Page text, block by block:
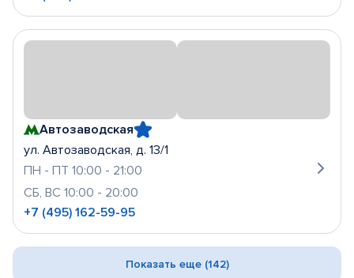
Автозаводская
ул. Автозаводская, д. 13/1
ПН - ПТ 10:00 - 21:00
СБ, ВС 10:00 - 20:00
+7 (495) 162-59-95
Показать еще (142)